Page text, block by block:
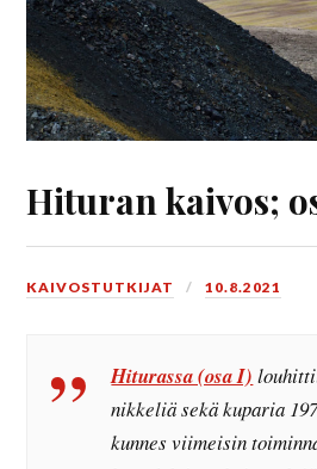
Hituran kaivos;
KAIVOSTUTKIJAT 10.8.2021
Hiturassa (osa I)
nikkeliä sekä kuparia
kunnes viimeisin